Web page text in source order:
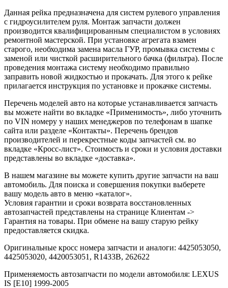
Данная рейка предназначена для систем рулевого управления
с гидроусилителем руля. Монтаж запчасти должен
производится квалифицированным специалистом в условиях
ремонтной мастерской. При установке агрегата взамен
старого, необходима замена масла ГУР, промывка системы с
заменой или чисткой расширительного бачка (фильтра). После
проведения монтажа систему необходимо правильно
заправить новой жидкостью и прокачать. Для этого к рейке
прилагается инструкция по установке и прокачке системы.
Перечень моделей авто на которые устанавливается запчасть
вы можете найти во вкладке «Применимость», либо уточнить
по VIN номеру у наших менеджеров по телефонам в шапке
сайта или разделе «Контакты». Перечень брендов
производителей и перекрестные коды запчастей см. во
вкладке «Кросс-лист». Стоимость и сроки и условия доставки
представлены во вкладке «доставка».
В нашем магазине вы можете купить другие запчасти на ваш
автомобиль. Для поиска и совершения покупки выберете
вашу модель авто в меню «каталог».
Условия гарантии и сроки возврата восстановленных
автозапчастей представлены на странице Клиентам ->
Гарантия на товары. При обмене на вашу старую рейку
предоставляется скидка.
Оригинальные кросс номера запчасти и аналоги: 4425053050,
4425053020, 4420053051, R1433B, 262622
Применяемость автозапчасти по модели автомобиля: LEXUS
IS [E10] 1999-2005